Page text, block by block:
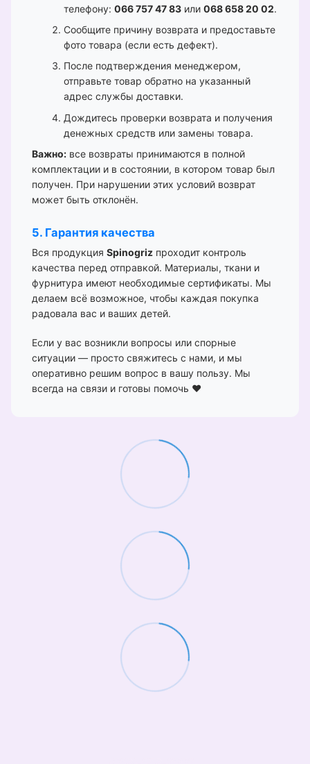
телефону: 066 757 47 83 или 068 658 20 02.
Сообщите причину возврата и предоставьте
фото товара (если есть дефект).
После подтверждения менеджером,
отправьте товар обратно на указанный
адрес службы доставки.
Дождитесь проверки возврата и получения
денежных средств или замены товара.
Важно: все возвраты принимаются в полной
комплектации и в состоянии, в котором товар был
получен. При нарушении этих условий возврат
может быть отклонён.
5. Гарантия качества
Вся продукция Spinogriz проходит контроль
качества перед отправкой. Материалы, ткани и
фурнитура имеют необходимые сертификаты. Мы
делаем всё возможное, чтобы каждая покупка
радовала вас и ваших детей.
Если у вас возникли вопросы или спорные
ситуации — просто свяжитесь с нами, и мы
оперативно решим вопрос в вашу пользу. Мы
всегда на связи и готовы помочь ❤️